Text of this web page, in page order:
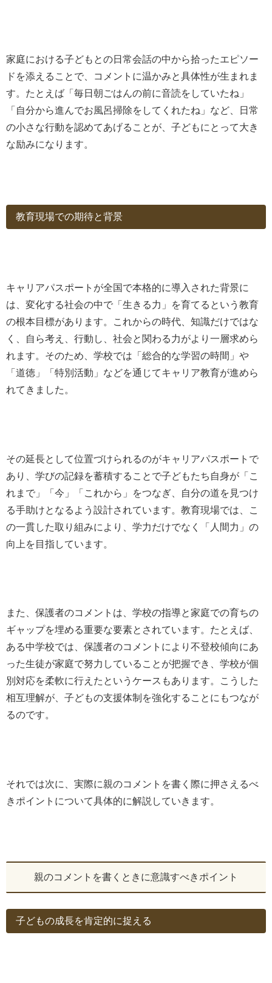
家庭における子どもとの日常会話の中から拾ったエピソー
ドを添えることで、コメントに温かみと具体性が生まれま
す。たとえば「毎日朝ごはんの前に音読をしていたね」
「自分から進んでお風呂掃除をしてくれたね」など、日常
の小さな行動を認めてあげることが、子どもにとって大き
な励みになります。
教育現場での期待と背景
キャリアパスポートが全国で本格的に導入された背景に
は、変化する社会の中で「生きる力」を育てるという教育
の根本目標があります。これからの時代、知識だけではな
く、自ら考え、行動し、社会と関わる力がより一層求めら
れます。そのため、学校では「総合的な学習の時間」や
「道徳」「特別活動」などを通じてキャリア教育が進めら
れてきました。
その延長として位置づけられるのがキャリアパスポートで
あり、学びの記録を蓄積することで子どもたち自身が「こ
れまで」「今」「これから」をつなぎ、自分の道を見つけ
る手助けとなるよう設計されています。教育現場では、こ
の一貫した取り組みにより、学力だけでなく「人間力」の
向上を目指しています。
また、保護者のコメントは、学校の指導と家庭での育ちの
ギャップを埋める重要な要素とされています。たとえば、
ある中学校では、保護者のコメントにより不登校傾向にあ
った生徒が家庭で努力していることが把握でき、学校が個
別対応を柔軟に行えたというケースもあります。こうした
相互理解が、子どもの支援体制を強化することにもつなが
るのです。
それでは次に、実際に親のコメントを書く際に押さえるべ
きポイントについて具体的に解説していきます。
親のコメントを書くときに意識すべきポイント
子どもの成長を肯定的に捉える